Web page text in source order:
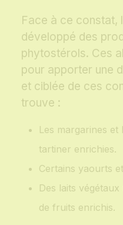
Face à ce constat,
développé des
phytostérols. Ces
pour apporter une
et ciblée de ces
trouve :
Les margarines et
tartiner enrichies.
Certains yaourts
Des laits
de fruits enrichis.